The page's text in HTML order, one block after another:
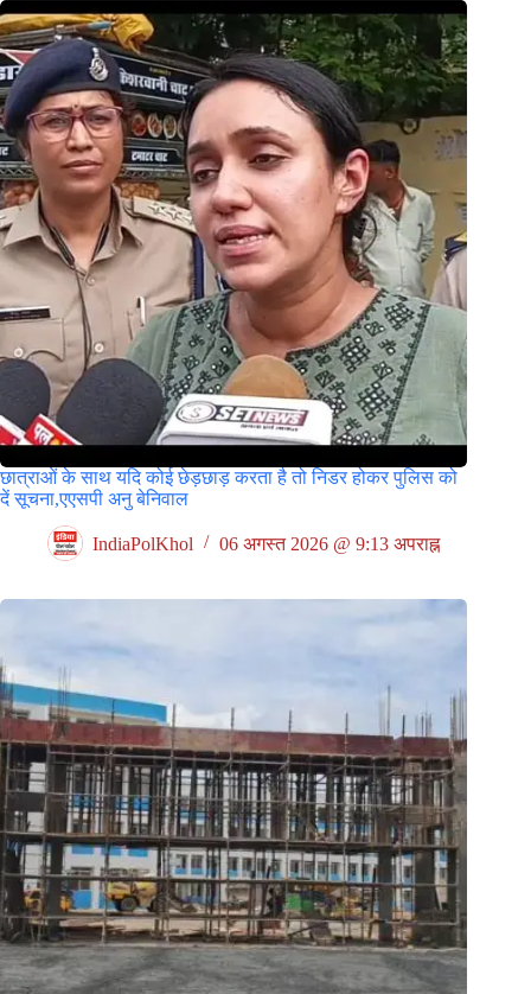
छात्राओं के साथ यदि कोई छेड़छाड़ करता है तो निडर होकर पुलिस को
दें सूचना,एएसपी अनु बेनिवाल
IndiaPolKhol 06 अगस्त 2026 @ 9:13 अपराह्न